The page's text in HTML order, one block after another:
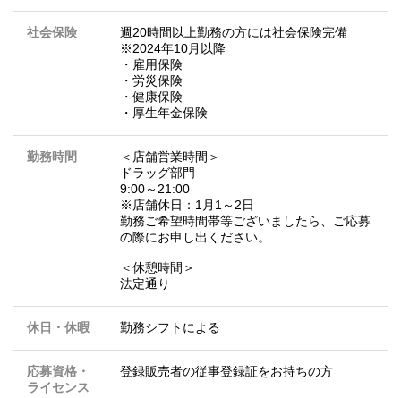
社会保険
週20時間以上勤務の方には社会保険完備
※2024年10月以降
・雇用保険
・労災保険
・健康保険
・厚生年金保険
勤務時間
＜店舗営業時間＞
ドラッグ部門
9:00～21:00
※店舗休日：1月1～2日
勤務ご希望時間帯等ございましたら、ご応募
の際にお申し出ください。
＜休憩時間＞
法定通り
休日・休暇 勤務シフトによる
応募資格・
ライセンス
登録販売者の従事登録証をお持ちの方